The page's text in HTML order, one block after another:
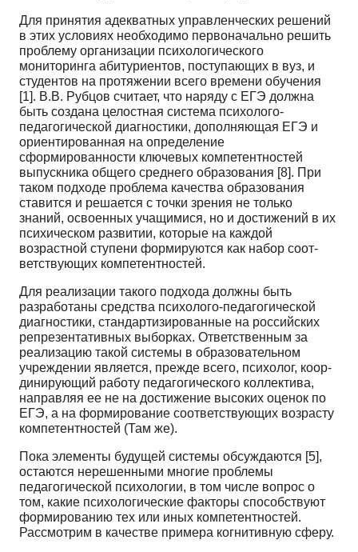
Для принятия адекватных управленческих решений
в этих условиях необходимо первона­чально решить
проблему организации психологического
мониторинга абитуриентов, поступаю­щих в вуз, и
студентов на протяжении всего времени обучения
[1]. В.В. Рубцов считает, что наря­ду с ЕГЭ должна
быть создана целостная система психолого-
педагогической диагностики, допол­няющая ЕГЭ и
ориентированная на определение
сформированности ключевых компетентностей
выпускника общего среднего образования [8]. При
таком подходе проблема качества образования
ставится и решается с точки зрения не только
знаний, освоенных учащимися, но и достижений в их
психическом развитии, которые на каждой
возрастной ступени формируются как набор соот­
ветствующих компетентностей.
Для реализации такого подхода должны быть
разработаны средства психолого-педагогической
диагностики, стандартизированные на российских
репрезентативных выборках. Ответственным за
реализацию такой системы в образовательном
учреждении является, прежде всего, психолог, коор­
динирующий работу педагогического коллектива,
направляя ее не на достижение высоких оценок по
ЕГЭ, а на формирование соответствующих возрасту
компетентностей (Там же).
Пока элементы будущей системы обсуждаются [5],
остаются нерешенными многие пробле­мы
педагогической психологии, в том числе вопрос о
том, какие психологические факторы спо­собствуют
формированию тех или иных компетентностей.
Рассмотрим в качестве примера когни­тивную сферу.